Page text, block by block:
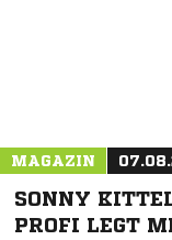
MAGAZIN
SONNY
PROFI LEGT